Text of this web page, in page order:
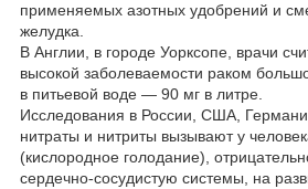
применяемых азотных удобрений и
желудка.
В Англии, в городе Уорксопе, врачи
высокой заболеваемости раком
в питьевой воде — 90 мг в литре.
Исследования в России, США,
нитраты и нитриты вызывают у
(кислородное голодание),
сердечно-сосудистую системы, на